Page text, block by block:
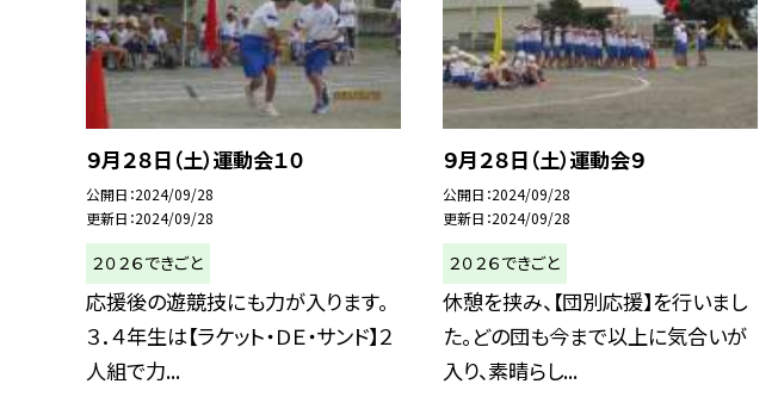
９月２８日（土）運動会１０
公開日 2024/09/28
更新日 2024/09/28
２０２６できごと
応援後の遊競技にも力が入ります。
３．４年生は【ラケット・ＤＥ・サンド】２
人組で力...
９月２８日（土）運動会９
公開日 2024/09/28
更新日 2024/09/28
２０２６できごと
休憩を挟み、【団別応援】を行いまし
た。どの団も今まで以上に気合いが
入り、素晴らし...